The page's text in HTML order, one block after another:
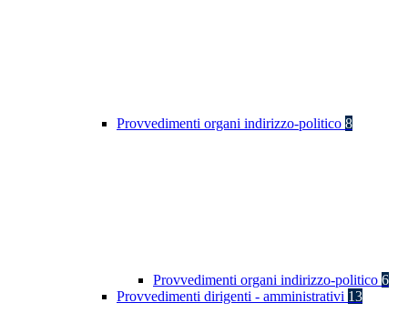
Provvedimenti organi indirizzo-politico 8
Provvedimenti organi indirizzo-politico 6
Provvedimenti dirigenti - amministrativi 13